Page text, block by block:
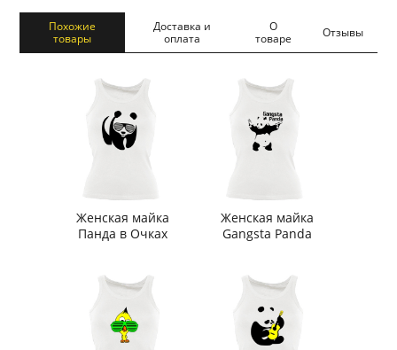
Похожие
товары
Доставка и
оплата
О
товаре
Отзывы
Женская майка
Панда в Очках
Женская майка
Gangsta Panda